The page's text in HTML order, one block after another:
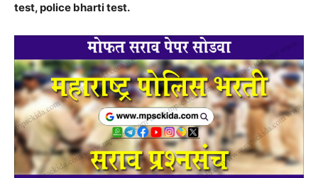
test, police bharti test.